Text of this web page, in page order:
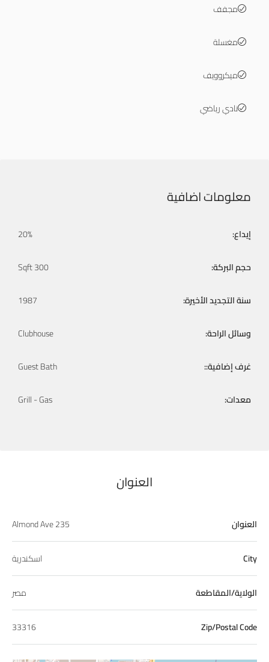
مجفف
مغسلة
ميكروويف
نادي رياضي
معلومات اضافية
إيداع: 20%
حجم البركة: 300 Sqft
سنة التجديد الأخيرة: 1987
وسائل الراحة: Clubhouse
غرف إضافية:: Guest Bath
معدات: Grill - Gas
العنوان
العنوان 235 Almond Ave
City اسكندرية
الولاية/المقاطعة مصر
Zip/Postal Code
33316